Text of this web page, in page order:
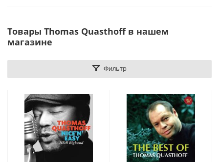
Товары Thomas Quasthoff в нашем
магазине
Фильтр